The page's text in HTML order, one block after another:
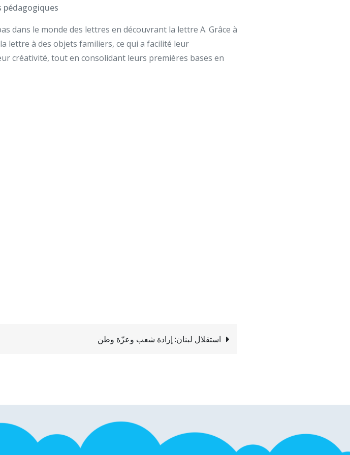
pédagogiques
dans le monde des lettres en découvrant la lettre A. Grâce à
lettre à des objets familiers, ce qui a facilité leur
créativité, tout en consolidant leurs premières bases en
استقلال لبنان: إرادة شعب وعزّة وطن